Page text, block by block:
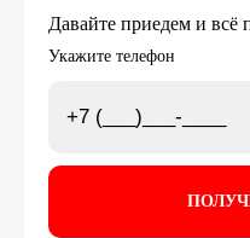
Давайте приедем и всё
Укажите телефон